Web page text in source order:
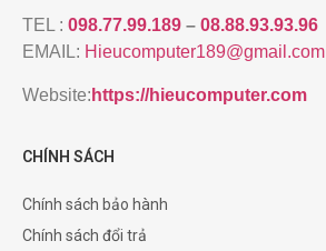
TEL : 098.77.99.189 – 08.88.93.93.96
EMAIL: Hieucomputer189@gmail.com
Website: https://hieucomputer.com
CHÍNH SÁCH
Chính sách bảo hành
Chính sách đổi trả